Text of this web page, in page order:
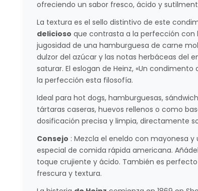
ofreciendo un sabor fresco, ácido y
La textura es el sello distintivo de este
delicioso que contrasta a la perfección con
jugosidad de una hamburguesa de carne
dulzor del azúcar y las notas herbáceas del
saturar. El eslogan de Heinz, «Un
la perfección esta filosofía.
Ideal para hot dogs, hamburguesas,
tártaras caseras, huevos rellenos o como
dosificación precisa y limpia, directamente
Consejo : Mezcla el eneldo con mayonesa
especial de comida rápida americana.
toque crujiente y ácido. También es
frescura y textura.